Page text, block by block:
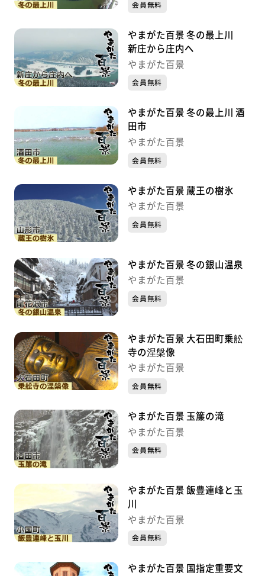
会員無料
やまがた百景 冬の最上川
新庄から庄内へ
やまがた百景
会員無料
やまがた百景 冬の最上川 酒
田市
やまがた百景
会員無料
やまがた百景 蔵王の樹氷
やまがた百景
会員無料
やまがた百景 冬の銀山温泉
やまがた百景
会員無料
やまがた百景 大石田町乗舩
寺の涅槃像
やまがた百景
会員無料
やまがた百景 玉簾の滝
やまがた百景
会員無料
やまがた百景 飯豊連峰と玉
川
やまがた百景
会員無料
やまがた百景 国指定重要文